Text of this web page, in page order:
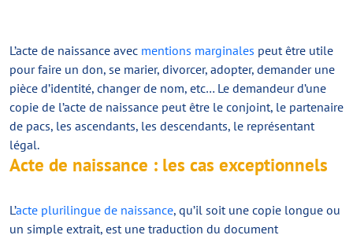
L’acte de naissance avec mentions marginales peut être utile
pour faire un don, se marier, divorcer, adopter, demander une
pièce d’identité, changer de nom, etc… Le demandeur d’une
copie de l’acte de naissance peut être le conjoint, le partenaire
de pacs, les ascendants, les descendants, le représentant
légal.
Acte de naissance : les cas exceptionnels
L’acte plurilingue de naissance, qu’il soit une copie longue ou
un simple extrait, est une traduction du document